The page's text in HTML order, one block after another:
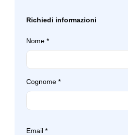
Richiedi informazioni
Nome *
Cognome *
Email *